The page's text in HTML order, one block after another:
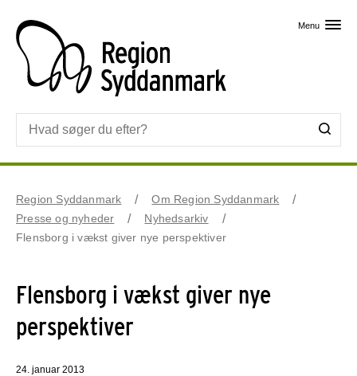
Menu
Region Syddanmark
Om Region Syddanmark
Presse og nyheder
Nyhedsarkiv
Flensborg i vækst giver nye perspektiver
Flensborg i vækst giver nye
perspektiver
24. januar 2013